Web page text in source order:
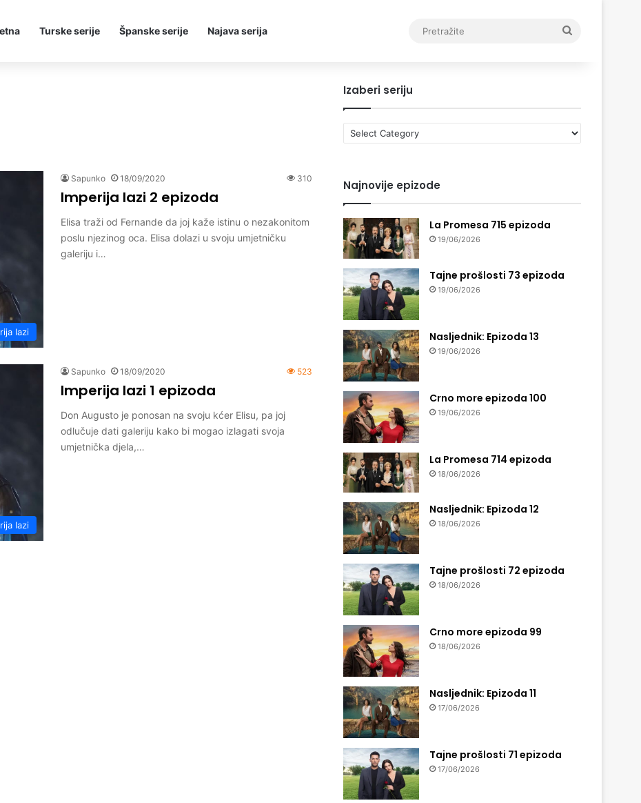
Turske serije Španske serije Najava serija
lazi
Sapunko 18/09/2020 310
Imperija lazi 2 epizoda
Elisa traži od Fernande da joj kaže istinu o nezakonitom
poslu njezinog oca. Elisa dolazi u svoju umjetničku
galeriju i…
lazi
Sapunko 18/09/2020 523
Imperija lazi 1 epizoda
Don Augusto je ponosan na svoju kćer Elisu, pa joj
odlučuje dati galeriju kako bi mogao izlagati svoja
umjetnička djela,…
Izaberi seriju
Izaberi
seriju
Najnovije epizode
La Promesa 715 epizoda
19/06/2026
Tajne prošlosti 73 epizoda
19/06/2026
Nasljednik: Epizoda 13
19/06/2026
Crno more epizoda 100
19/06/2026
La Promesa 714 epizoda
18/06/2026
Nasljednik: Epizoda 12
18/06/2026
Tajne prošlosti 72 epizoda
18/06/2026
Crno more epizoda 99
18/06/2026
Nasljednik: Epizoda 11
17/06/2026
Tajne prošlosti 71 epizoda
17/06/2026